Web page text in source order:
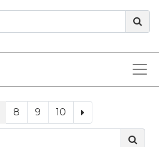
8 9 10